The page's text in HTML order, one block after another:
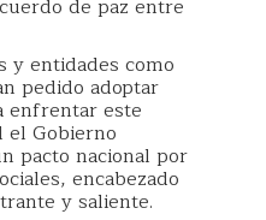
de paz entre
y entidades como
pedido adoptar
enfrentar este
el Gobierno
pacto nacional por
encabezado
y saliente.